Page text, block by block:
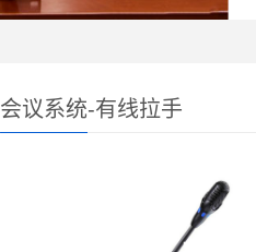
会议系统-有线拉手